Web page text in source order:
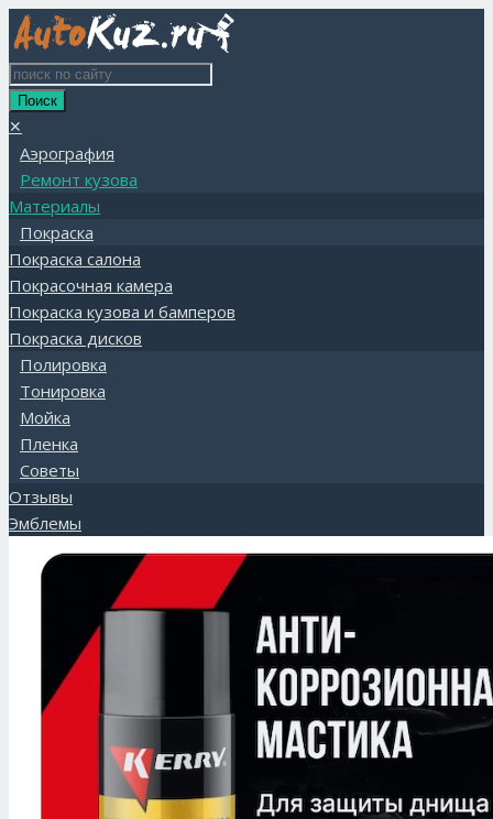
✕
Аэрография
Ремонт кузова
Материалы
Покраска
Покраска салона
Покрасочная камера
Покраска кузова и бамперов
Покраска дисков
Полировка
Тонировка
Мойка
Пленка
Советы
Отзывы
Эмблемы